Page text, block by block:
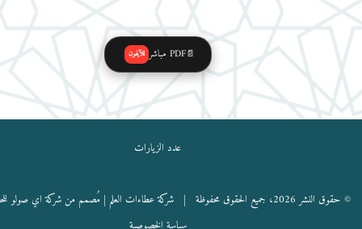
📄PDF مباشر للآيفون
عدد الزيارات
© حقوق النشر 2026، جميع الحقوق محفوظة |
شركة عطاءات العلم| مُصمم من شركة اي صولو